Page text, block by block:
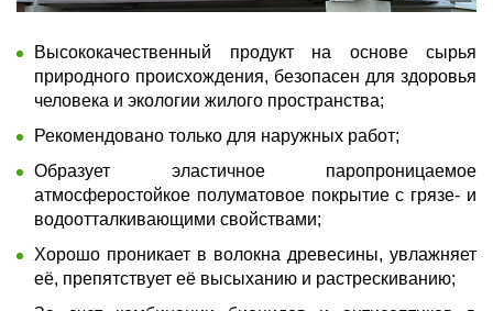
Высококачественный продукт на основе сырья
природного происхождения, безопасен для здоровья
человека и экологии жилого пространства;
Рекомендовано только для наружных работ;
Образует эластичное паропроницаемое
атмосферостойкое полуматовое покрытие с грязе- и
водоотталкивающими свойствами;
Хорошо проникает в волокна древесины, увлажняет
её, препятствует её высыханию и растрескиванию;